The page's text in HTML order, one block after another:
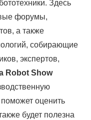
Здесь
форумы,
а также
собирающие
экспертов,
Robot Show
оценить
будет полезна